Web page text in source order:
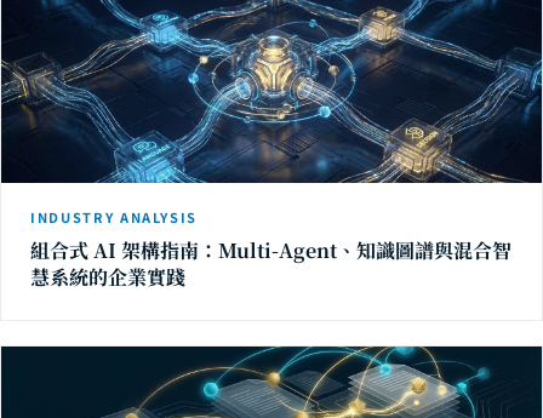
INDUSTRY ANALYSIS
組合式 AI 架構指南：Multi-Agent、知識圖譜與混合智
慧系統的企業實踐